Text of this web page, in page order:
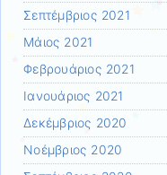
Σεπτέμβριος 2021
Μάιος 2021
Φεβρουάριος 2021
Ιανουάριος 2021
Δεκέμβριος 2020
Νοέμβριος 2020